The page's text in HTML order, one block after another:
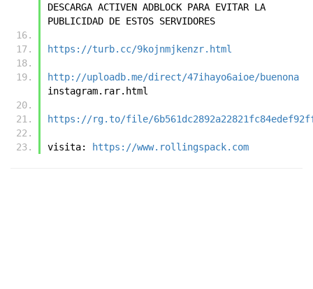
DESCARGA ACTIVEN ADBLOCK PARA EVITAR LA
PUBLICIDAD DE ESTOS SERVIDORES
https://turb.cc/9kojnmjkenzr.html
http://uploadb.me/direct/47ihayo6aioe/buenona
instagram.rar.html
https://rg.to/file/
visita: https://www.rollingspack.com